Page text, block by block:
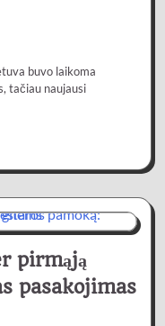
buvo laikoma
tačiau naujausi
pirmąją
pasakojimas